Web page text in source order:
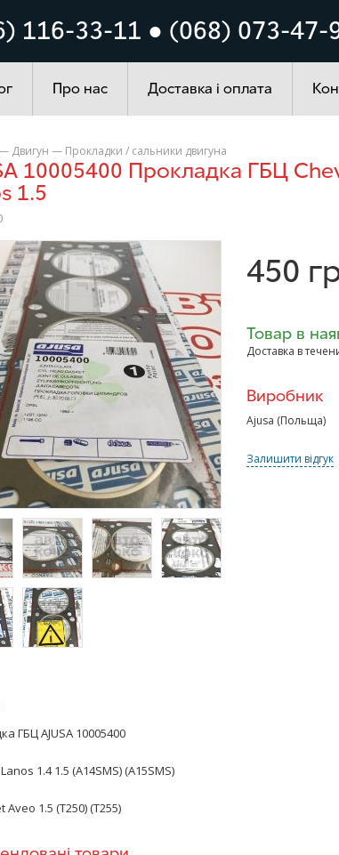
116-33-11 ● (068) 073-47-
Автохімія
Про нас Доставка і оплата
Двигун — Прокладки / сальники двигуна
1.5
/>
450
Товар в
Доставка в
Виробник
Ajusa (Польща)
Залишити відгук
ГБЦ AJUSA 10005400
1.4 1.5 (A14SMS) (A15SMS)
Aveo 1.5 (T250) (T255)